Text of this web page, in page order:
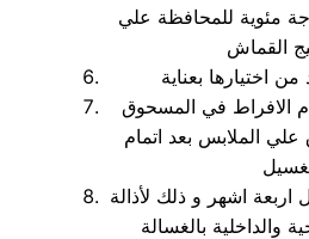
الحرارة علي 40 درجة مئوية للمحافظة علي
الافراط في المسحوق
الملابس بعد اتمام
اشهر و ذلك لأذالة